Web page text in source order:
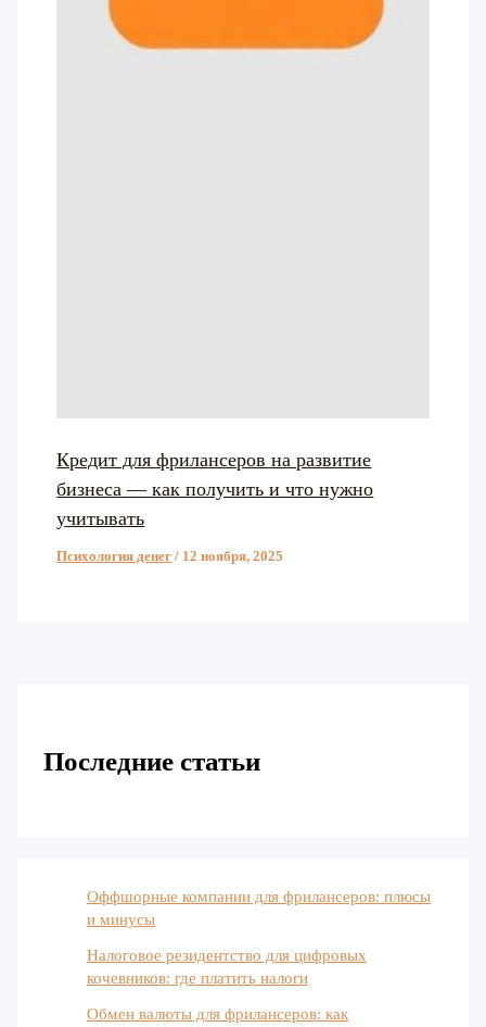
Кредит для фрилансеров на развитие
бизнеса — как получить и что нужно
учитывать
Психология денег / 12 ноября, 2025
Последние статьи
Оффшорные компании для фрилансеров: плюсы
и минусы
Налоговое резидентство для цифровых
кочевников: где платить налоги
Обмен валюты для фрилансеров: как